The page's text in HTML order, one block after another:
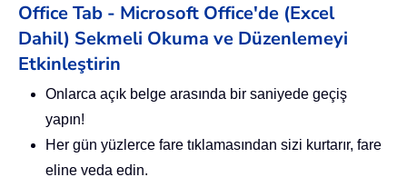
Office Tab - Microsoft Office'de (Excel
Dahil) Sekmeli Okuma ve Düzenlemeyi
Etkinleştirin
Onlarca açık belge arasında bir saniyede geçiş
yapın!
Her gün yüzlerce fare tıklamasından sizi kurtarır, fare
eline veda edin.